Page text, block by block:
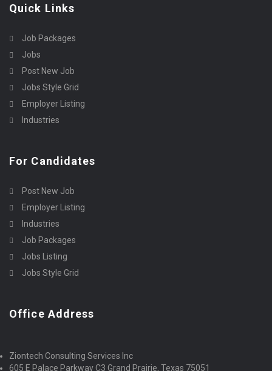
Quick Links
Job Packages
Jobs
Post New Job
Jobs Style Grid
Employer Listing
Industries
For Candidates
Post New Job
Employer Listing
Industries
Job Packages
Jobs Listing
Jobs Style Grid
Office Address
Ziontech Consulting Services Inc
605 E Palace Parkway C3 Grand Prairie, Texas 75051